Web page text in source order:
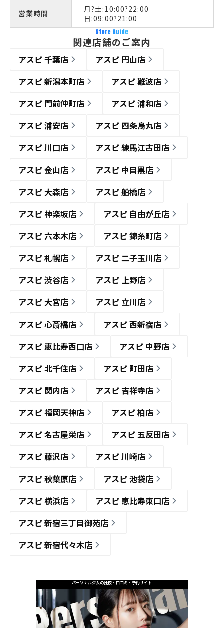
営業時間
月?土:10:00?22:00
日:09:00?21:00
Store Guide
関連店舗のご案内
アスピ 千葉店
アスピ 円山店
アスピ 新潟本町店
アスピ 難波店
アスピ 門前仲町店
アスピ 浦和店
アスピ 浦安店
アスピ 四条烏丸店
アスピ 川口店
アスピ 練馬江古田店
アスピ 金山店
アスピ 中目黒店
アスピ 大森店
アスピ 船橋店
アスピ 神楽坂店
アスピ 自由が丘店
アスピ 六本木店
アスピ 錦糸町店
アスピ 札幌店
アスピ 二子玉川店
アスピ 渋谷店
アスピ 上野店
アスピ 大宮店
アスピ 立川店
アスピ 心斎橋店
アスピ 西新宿店
アスピ 恵比寿西口店
アスピ 中野店
アスピ 北千住店
アスピ 町田店
アスピ 関内店
アスピ 吉祥寺店
アスピ 福岡天神店
アスピ 柏店
アスピ 名古屋栄店
アスピ 五反田店
アスピ 藤沢店
アスピ 川崎店
アスピ 秋葉原店
アスピ 池袋店
アスピ 横浜店
アスピ 恵比寿東口店
アスピ 新宿三丁目御苑店
アスピ 新宿代々木店
パーソナルジムの比較・口コミ・予約サイト